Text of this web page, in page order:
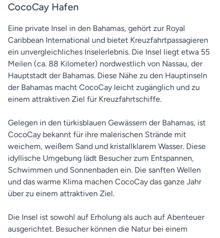
CocoCay Hafen
Eine private Insel in den Bahamas, gehört zur Royal
Caribbean International und bietet Kreuzfahrtpassagieren
ein unvergleichliches Inselerlebnis. Die Insel liegt etwa 55
Meilen (ca. 88 Kilometer) nordwestlich von Nassau, der
Hauptstadt der Bahamas. Diese Nähe zu den Hauptinseln
der Bahamas macht CocoCay leicht zugänglich und zu
einem attraktiven Ziel für Kreuzfahrtschiffe.
Gelegen in den türkisblauen Gewässern der Bahamas, ist
CocoCay bekannt für ihre malerischen Strände mit
weichem, weißem Sand und kristallklarem Wasser. Diese
idyllische Umgebung lädt Besucher zum Entspannen,
Schwimmen und Sonnenbaden ein. Die sanften Wellen
und das warme Klima machen CocoCay das ganze Jahr
über zu einem attraktiven Ziel.
Die Insel ist sowohl auf Erholung als auch auf Abenteuer
ausgerichtet. Besucher können die Natur bei einem